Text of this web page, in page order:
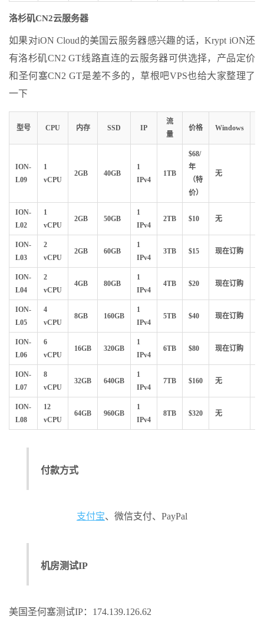
洛杉矶CN2云服务器
如果对iON Cloud的美国云服务器感兴趣的话，Krypt iON还
有洛杉矶CN2 GT线路直连的云服务器可供选择，产品定价
和圣何塞CN2 GT是差不多的，草根吧VPS也给大家整理了
一下
型号 CPU 内存 SSD IP
流
量
价格 Windows
ION-
L09
1
vCPU
2GB 40GB
1
IPv4
1TB
$68/
年
（特
价）
无
ION-
L02
1
vCPU
2GB 50GB
1
IPv4
2TB $10 无
ION-
L03
2
vCPU
2GB 60GB
1
IPv4
3TB $15 现在订购
ION-
L04
2
vCPU
4GB 80GB
1
IPv4
4TB $20 现在订购
ION-
L05
4
vCPU
8GB 160GB
1
IPv4
5TB $40 现在订购
ION-
L06
6
vCPU
16GB 320GB
1
IPv4
6TB $80 现在订购
ION-
L07
8
vCPU
32GB 640GB
1
IPv4
7TB $160 无
ION-
L08
12
vCPU
64GB 960GB
1
IPv4
8TB $320 无
付款方式
支付宝、微信支付、PayPal
机房测试IP
美国圣何塞测试IP：174.139.126.62